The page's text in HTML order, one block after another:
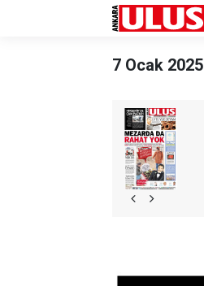
7 Ocak 2025